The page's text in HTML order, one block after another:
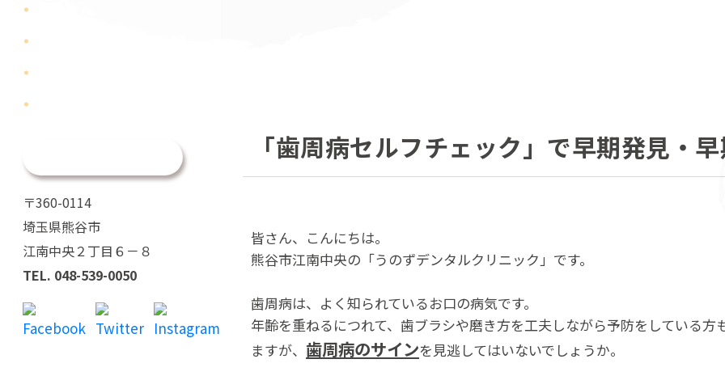
〒360-0114
埼玉県熊谷市
江南中央２丁目６－８
TEL. 048-539-0050
「歯周病セルフチェック」で早期発見・早
皆さん、こんにちは。
熊谷市江南中央の「うのずデンタルクリニック」です。
歯周病は、よく知られているお口の病気です。
年齢を重ねるにつれて、歯ブラシや磨き方を工夫​しながら​予防をしている方
ますが、 歯周病のサインを見逃してはいないでしょうか。